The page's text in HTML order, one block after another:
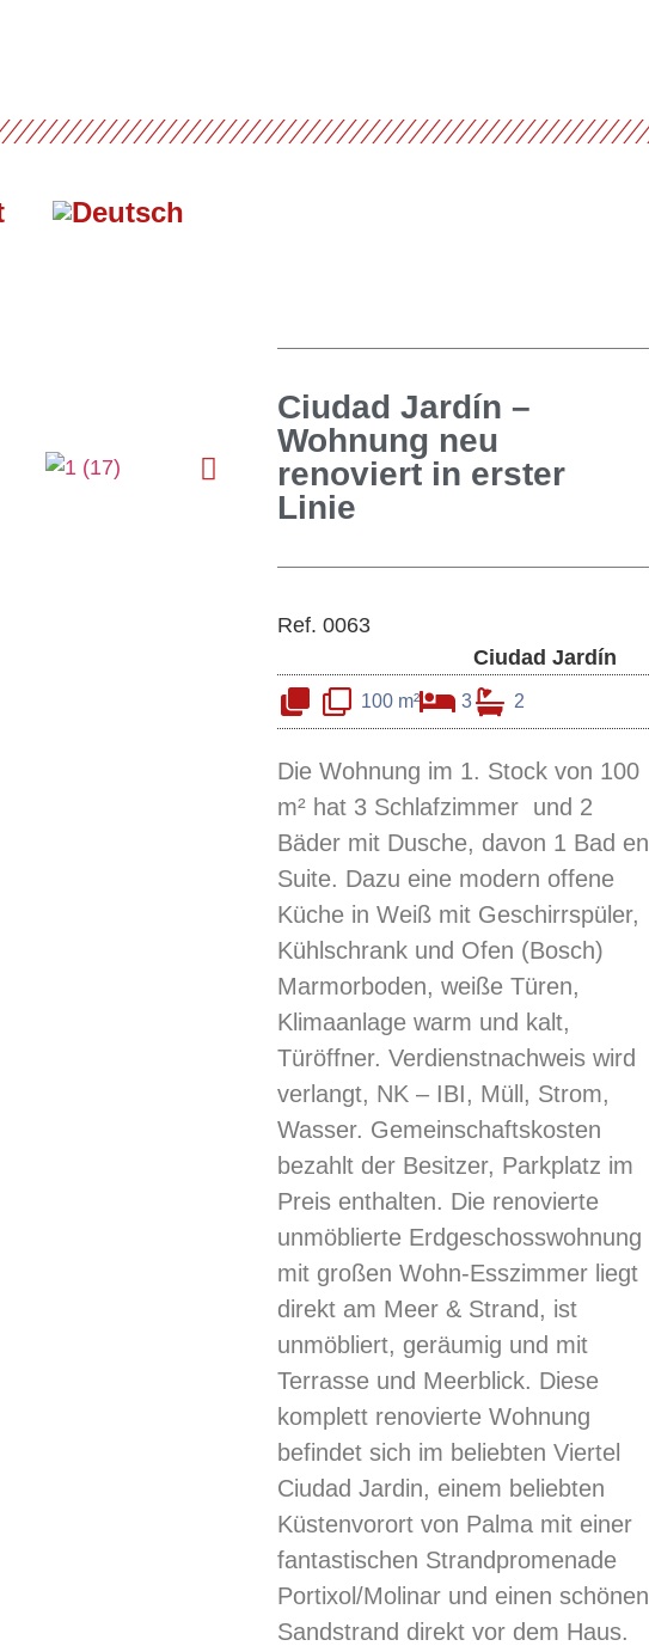
Ciudad Jardín –
Wohnung neu
renoviert in erster
Linie
Ref. 0063
Ciudad Jardín
100 m² 3 2
Die Wohnung im 1. Stock von 100
m² hat 3 Schlafzimmer und 2
Bäder mit Dusche, davon 1 Bad en
Suite. Dazu eine modern offene
Küche in Weiß mit Geschirrspüler,
Kühlschrank und Ofen (Bosch)
Marmorboden, weiße Türen,
Klimaanlage warm und kalt,
Türöffner. Verdienstnachweis wird
verlangt, NK – IBI, Müll, Strom,
Wasser. Gemeinschaftskosten
bezahlt der Besitzer, Parkplatz im
Preis enthalten. Die renovierte
unmöblierte Erdgeschosswohnung
mit großen Wohn-Esszimmer liegt
direkt am Meer & Strand, ist
unmöbliert, geräumig und mit
Terrasse und Meerblick. Diese
komplett renovierte Wohnung
befindet sich im beliebten Viertel
Ciudad Jardin, einem beliebten
Küstenvorort von Palma mit einer
fantastischen Strandpromenade
Portixol/Molinar und einen schönen
Sandstrand direkt vor dem Haus.